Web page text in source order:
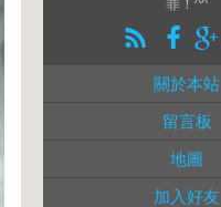
罪！^^
關於本站
留言板
地圖
加入好友